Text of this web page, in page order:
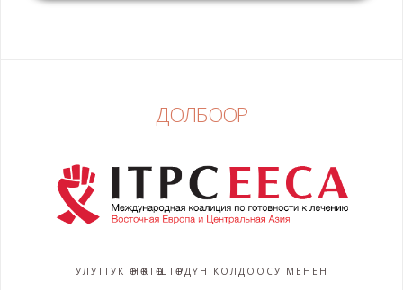
ДОЛБООР
УЛУТТУК ӨНӨКТӨШТӨРДҮН КОЛДООСУ МЕНЕН